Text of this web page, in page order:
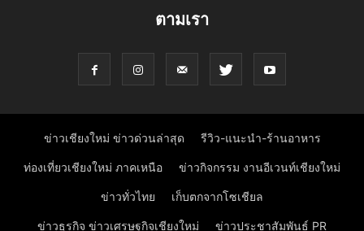
ตามเรา
ข่าวเชียงใหม่ ข่าวด่วนล่าสุด รีวิว-แนะนำ-ร้านอาหาร
ท่องเที่ยวเชียงใหม่ ภาคเหนือ ข่าวกิจกรรม งานอีเวนท์เชียงใหม่
ข่าวทั่วไทย เก็บตกจากโซเชียล
ข่าวธุรกิจ ข่าวเศรษฐกิจเชียงใหม่ ข่าวประชาสัมพันธ์ PR